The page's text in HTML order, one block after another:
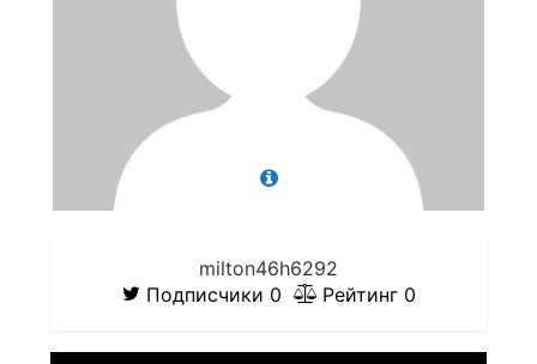
milton46h6292
Подписчики 0 Рейтинг 0